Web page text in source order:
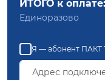
ИТОГО к оплате:
Единоразово
Я — абонент ПАКТ